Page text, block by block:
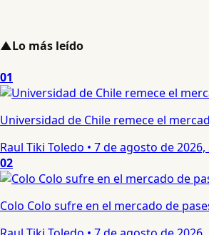
▲Lo más leído
01
Universidad de Chile remece el
Raul Tiki Toledo • 7 de agosto de 2026,
02
Colo Colo sufre en el mercado de